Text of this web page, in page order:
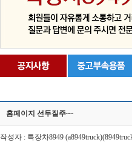
홈페이지 선두질주~~
작성자 : 특장차8949